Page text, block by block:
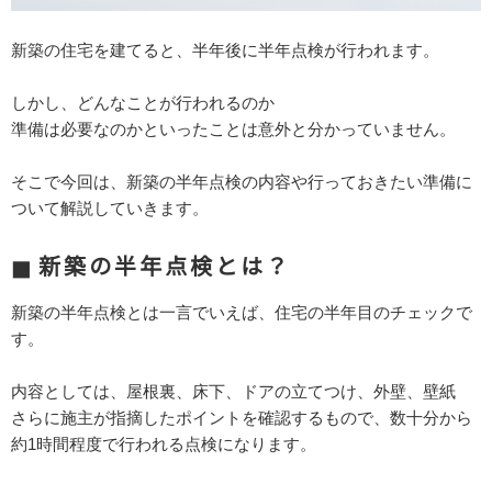
新築の住宅を建てると、半年後に半年点検が行われます。
しかし、どんなことが行われるのか
準備は必要なのかといったことは意外と分かっていません。
そこで今回は、新築の半年点検の内容や行っておきたい準備に
ついて解説していきます。
新築の半年点検とは？
新築の半年点検とは一言でいえば、住宅の半年目のチェックで
す。
内容としては、屋根裏、床下、ドアの立てつけ、外壁、壁紙
さらに施主が指摘したポイントを確認するもので、数十分から
約1時間程度で行われる点検になります。